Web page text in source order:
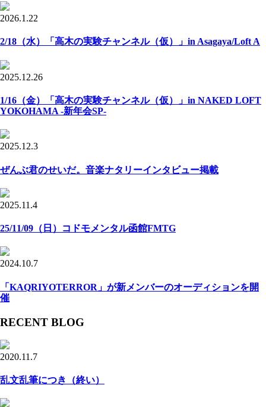
2026.1.22
2/18（水）「高木の実験チャンネル（仮）」in Asagaya/Loft A
2025.12.26
1/16（金）「高木の実験チャンネル（仮）」in NAKED LOFT
YOKOHAMA -新年会SP-
2025.12.3
ぜんぶ君のせいだ。音楽ナタリーインタビュー掲載
2025.11.4
25/11/09（日）コドモメンタル函館FMTG
2024.10.7
「KAQRIYOTERROR」が新メンバーのオーディションを開
催
RECENT BLOG
2020.11.7
乱文乱筆につき（終い）